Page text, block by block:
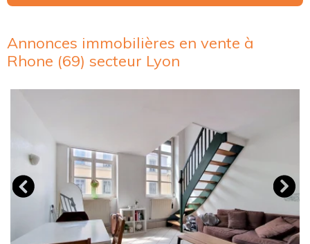
Annonces immobilières en vente à
Rhone (69) secteur Lyon